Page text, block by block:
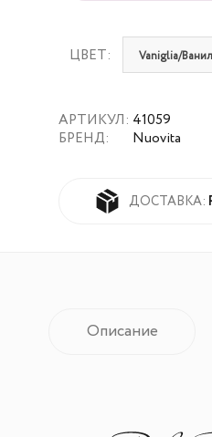
АРТИКУЛ:
БРЕНД:
41059
Nuovita
ДОСТАВКА:
ЦВЕТ: Vaniglia/
Описание